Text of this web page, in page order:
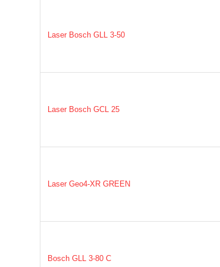
Laser Bosch GLL 3-50
Laser Bosch GCL 25
Laser Geo4-XR GREEN
Bosch GLL 3-80 C